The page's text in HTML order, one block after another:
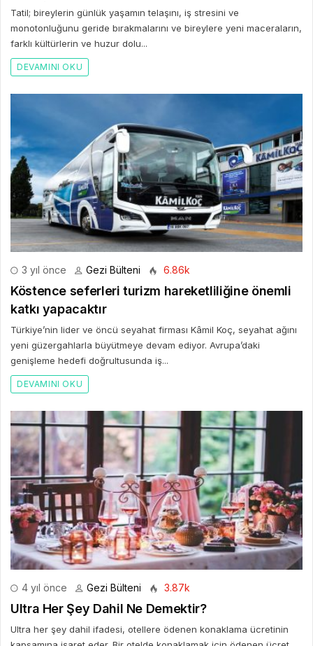
Tatil; bireylerin günlük yaşamın telaşını, iş stresini ve
monotonluğunu geride bırakmalarını ve bireylere yeni maceraların,
farklı kültürlerin ve huzur dolu...
DEVAMINI OKU
3 yıl önce Gezi Bülteni 6.86k
Köstence seferleri turizm hareketliliğine önemli
katkı yapacaktır
Türkiye’nin lider ve öncü seyahat firması Kâmil Koç, seyahat ağını
yeni güzergahlarla büyütmeye devam ediyor. Avrupa’daki
genişleme hedefi doğrultusunda iş...
DEVAMINI OKU
4 yıl önce Gezi Bülteni 3.87k
Ultra Her Şey Dahil Ne Demektir?
Ultra her şey dahil ifadesi, otellere ödenen konaklama ücretinin